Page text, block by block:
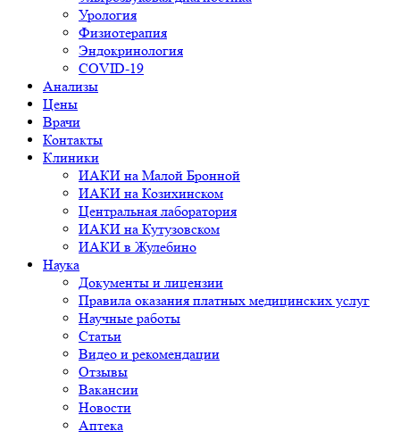
Урология
Физиотерапия
Эндокринология
COVID-19
Анализы
Цены
Врачи
Контакты
Клиники
ИАКИ на Малой Бронной
ИАКИ на Козихинском
Центральная лаборатория
ИАКИ на Кутузовском
ИАКИ в Жулебино
Наука
Документы и лицензии
Правила оказания платных медицинских услуг
Научные работы
Статьи
Видео и рекомендации
Отзывы
Вакансии
Новости
Аптека